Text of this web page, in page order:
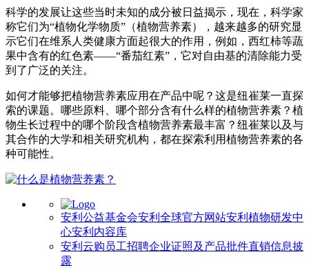
科学的发展让这些当时未知的成分被日益揭示，现在，科学家
称它们为“植物化学物质”（植物营养素），越来越多的研究显
示它们在维系人类健康方面起很大的作用，例如，西红柿等蔬
果中含有的红色素——“番茄红素”，它对自由基的清除能力受
到了广泛的关注。
如何才能够把植物营养素应用在产品中呢？这是纽崔莱一直探
索的课题。哪些原料、哪个部分含有什么样的植物营养素？植
物生长过程中的哪个阶段含植物营养素最丰富？纽崔莱以及与
其合作的大学和相关研究机构，都在探索利用植物营养素的各
种可能性。
安利公益基金会安利全球官方网站安利植物研发中
心安利内容库
安利云购 员工招聘企业证照及产品批件直销信息披
露